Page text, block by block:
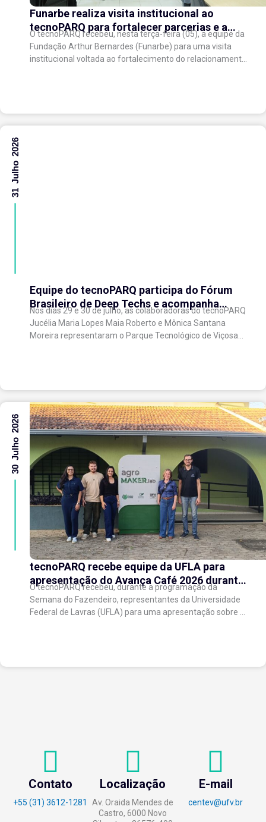
Funarbe realiza visita institucional ao
tecnoPARQ para fortalecer parcerias e a
gestão da inovação
O tecnoPARQ recebeu, nesta terça-feira (05), a equipe da
Fundação Arthur Bernardes (Funarbe) para uma visita
institucional voltada ao fortalecimento do relacionamento
Equipe do tecnoPARQ participa do Fórum
Brasileiro de Deep Techs e acompanha
debates sobre políticas para inovação
científica
Nos dias 29 e 30 de julho, as colaboradoras do tecnoPARQ
Jucélia Maria Lopes Maia Roberto e Mônica Santana
Moreira representaram o Parque Tecnológico de Viçosa
31 Julho 2026
tecnoPARQ recebe equipe da UFLA para
apresentação do Avança Café 2026 durante
a Semana do Fazendeiro
O tecnoPARQ recebeu, durante a programação da
Semana do Fazendeiro, representantes da Universidade
Federal de Lavras (UFLA) para uma apresentação sobre o
30 Julho 2026
Contato
+55 (31) 3612-1281
Localização
Av. Oraida Mendes de
Castro, 6000 Novo
E-mail
centev@ufv.br